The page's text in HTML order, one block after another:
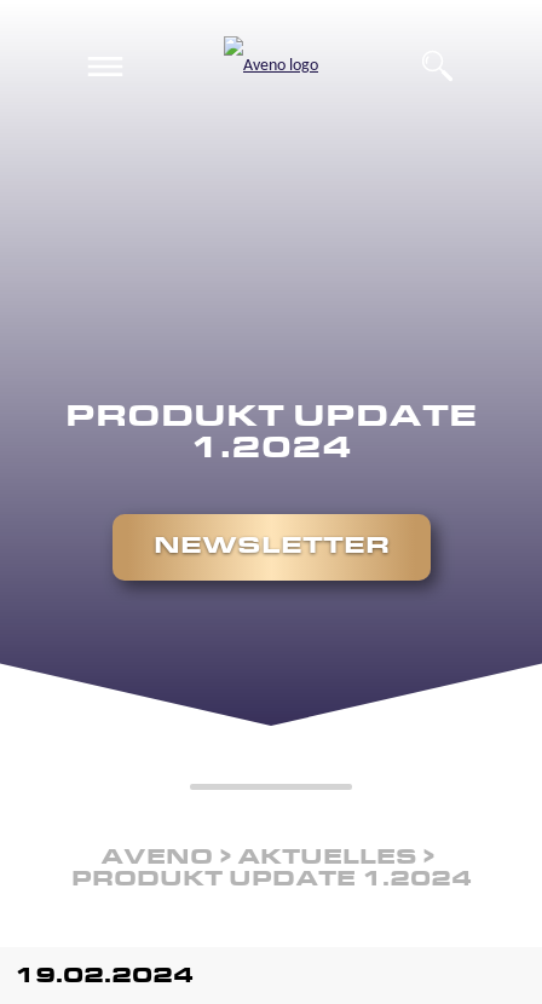
PRODUKT UPDATE
1.2024
NEWSLETTER
AVENO
AKTUELLES
PRODUKT UPDATE 1.2024
19.02.2024